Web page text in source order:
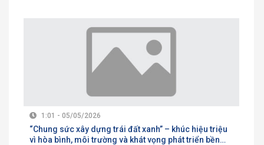
1:01 - 05/05/2026
“Chung sức xây dựng trái đất xanh” – khúc hiệu triệu
vì hòa bình, môi trường và khát vọng phát triển bền